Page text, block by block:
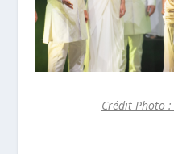
Crédit Photo